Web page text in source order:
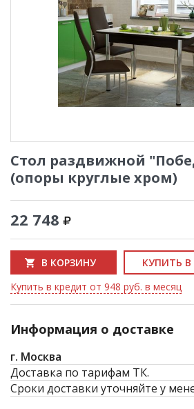
Стол раздвижной
(опоры круглые хром)
22 748
В КОРЗИНУ
КУПИТЬ
Купить в кредит от 948 руб. в месяц
Информация о доставке
г. Москва
Доставка по тарифам ТК.
Сроки доставки уточняйте у